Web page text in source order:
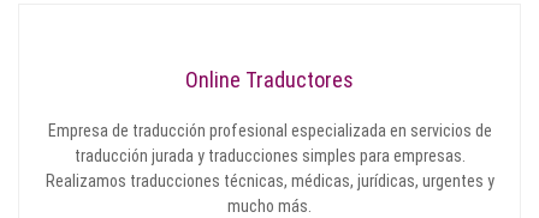
Online Traductores
Empresa de traducción profesional especializada en servicios de
traducción jurada y traducciones simples para empresas.
Realizamos traducciones técnicas, médicas, jurídicas, urgentes y
mucho más.